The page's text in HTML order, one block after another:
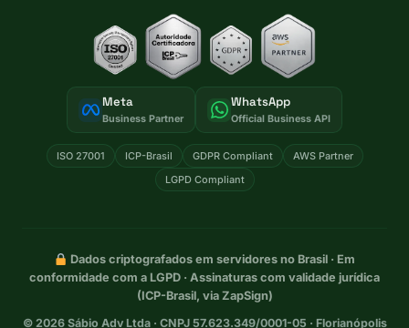
Meta
Business Partner
WhatsApp
Official Business API
ISO 27001 ICP-Brasil GDPR Compliant
AWS Partner
LGPD Compliant
Dados criptografados em servidores no Brasil · Em
conformidade com a LGPD · Assinaturas com validade jurídica
(ICP-Brasil, via ZapSign)
© 2026Sábio Adv Ltda · CNPJ 57.623.349/0001-05 · Florianópolis